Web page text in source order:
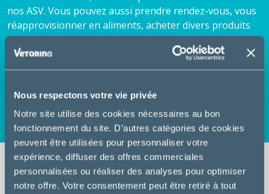
Nous respectons votre vie privée
Notre site utilise des cookies nécessaires au bon
fonctionnement du site. D’autres catégories de cookies
peuvent être utilisées pour personnaliser votre
expérience, diffuser des offres commerciales
personnalisées ou réaliser des analyses pour optimiser
notre offre. Votre consentement peut être retiré à tout
nos ASV. Vous pouvez aussi prendre rendez-vous, vous
réapprovisionner en aliments, acheter divers produits
d'hygiène (shampooing), et anti-parasitaires (anti-
puces, vermifuges ...).
N'hésitez pas à découvrir nos services en détail et à
consulter nos fiches conseils santé.